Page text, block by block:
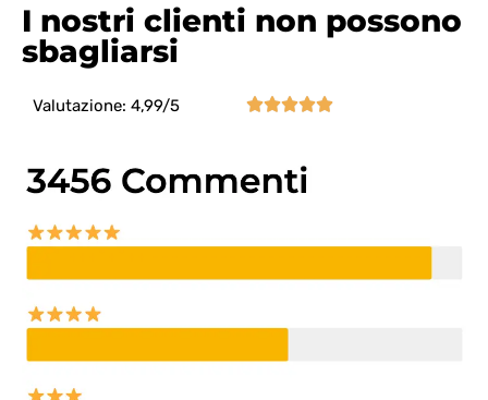
I nostri clienti non possono
sbagliarsi
Valutazione: 4,99/5 